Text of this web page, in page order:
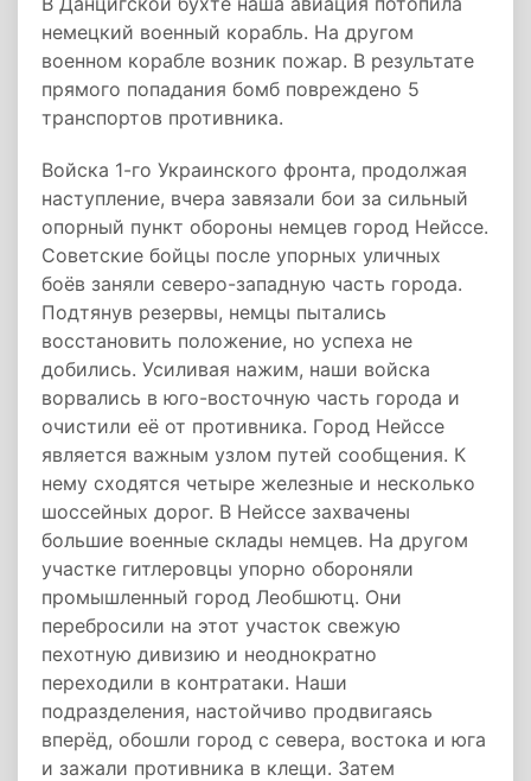
немецкий военный корабль. На другом
военном корабле возник пожар. В результате
прямого попадания бомб повреждено 5
транспортов противника.
Войска 1-го Украинского фронта, продолжая
наступление, вчера завязали бои за сильный
опорный пункт обороны немцев город Нейссе.
Советские бойцы после упорных уличных
боёв заняли северо-западную часть города.
Подтянув резервы, немцы пытались
восстановить положение, но успеха не
добились. Усиливая нажим, наши войска
ворвались в юго-восточную часть города и
очистили её от противника. Город Нейссе
является важным узлом путей сообщения. К
нему сходятся четыре железные и несколько
шоссейных дорог. В Нейссе захвачены
большие военные склады немцев. На другом
участке гитлеровцы упорно обороняли
промышленный город Леобшютц. Они
перебросили на этот участок свежую
пехотную дивизию и неоднократно
переходили в контратаки. Наши
подразделения, настойчиво продвигаясь
вперёд, обошли город с севера, востока и юга
и зажали противника в клещи. Затем